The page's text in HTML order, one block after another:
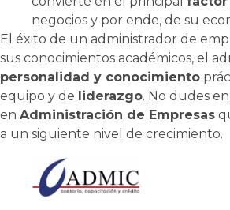
negocios y por ende, de su
El éxito de un administrador de
sus conocimientos académicos, el
personalidad y conocimiento
equipo y de liderazgo. No dudes
en Administración de Empresas
a un siguiente nivel de crecimiento.